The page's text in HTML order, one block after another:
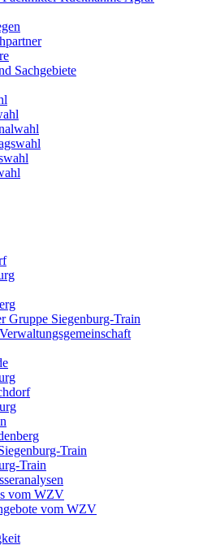
Sachgebiete
Gruppe Siegenburg-Train
Train
Train
vom WZV
vom WZV